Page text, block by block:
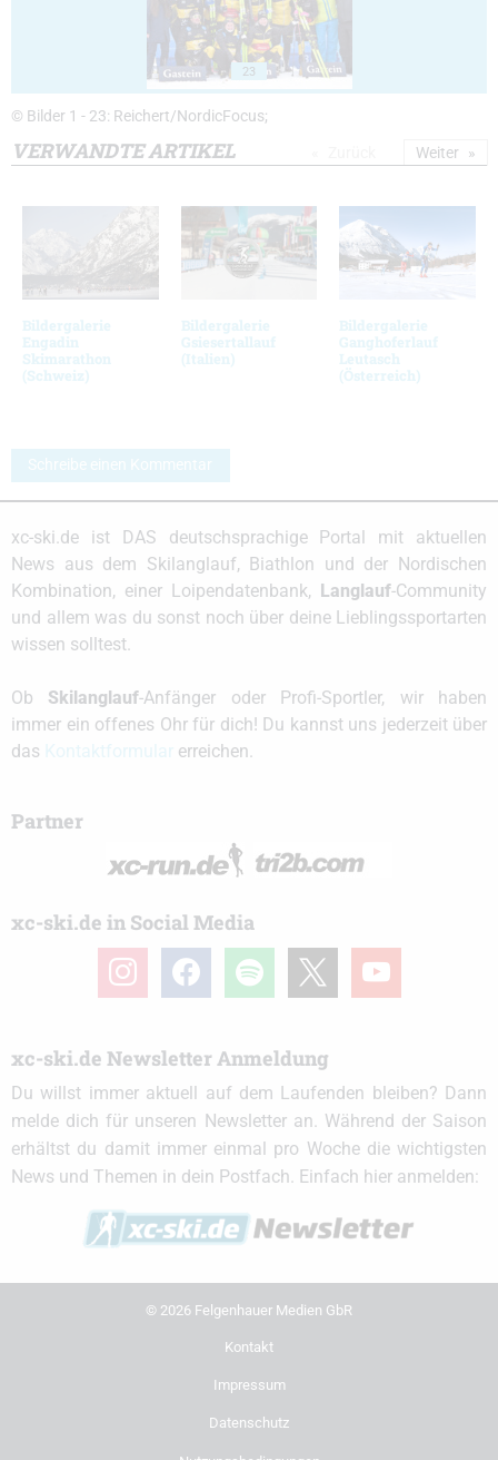
23
© Bilder 1 - 23: Reichert/NordicFocus;
VERWANDTE ARTIKEL
Bildergalerie
Engadin
Skimarathon
(Schweiz)
Bildergalerie
Gsiesertallauf
(Italien)
Bildergalerie
Ganghoferlauf
Leutasch
(Österreich)
Weiter
Schreibe einen Kommentar
xc-ski.de ist DAS deutschsprachige Portal mit aktuellen
News aus dem Skilanglauf, Biathlon und der Nordischen
Kombination, einer Loipendatenbank,
Langlauf-Community
und allem was du sonst noch über deine Lieblingssportarten
wissen solltest.
Ob Skilanglauf-Anfänger oder Profi-Sportler, wir haben
immer ein offenes Ohr für dich! Du kannst uns jederzeit über
das
erreichen.
Partner
xc-ski.de in Social Media
instagramfacebook spotify youtube
xc-ski.de Newsletter Anmeldung
Du willst immer aktuell auf dem Laufenden bleiben? Dann
melde dich für unseren Newsletter an. Während der Saison
erhältst du damit immer einmal pro Woche die wichtigsten
News und Themen in dein Postfach. Einfach hier anmelden:
© 2026 Felgenhauer Medien GbR
Kontakt
Impressum
Datenschutz